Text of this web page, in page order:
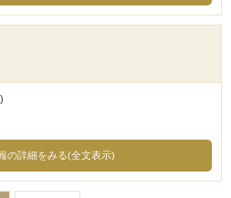
の詳細をみる(全文表示)